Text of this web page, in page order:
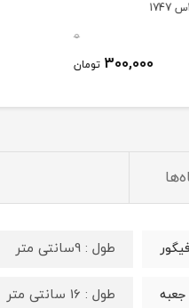
0
300,000 تومان
طول : 9سانتی متر
جعبه طول : 16 سانتی متر